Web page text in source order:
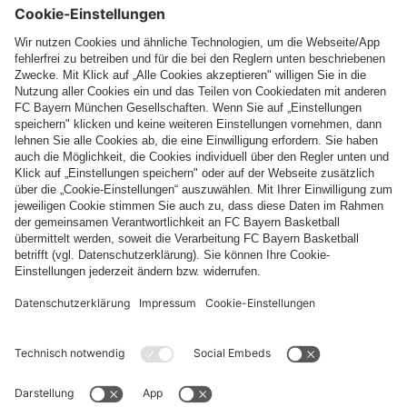
Folge uns
Zahlung & Lieferung
FC Bayern Store App
WIDERRUF